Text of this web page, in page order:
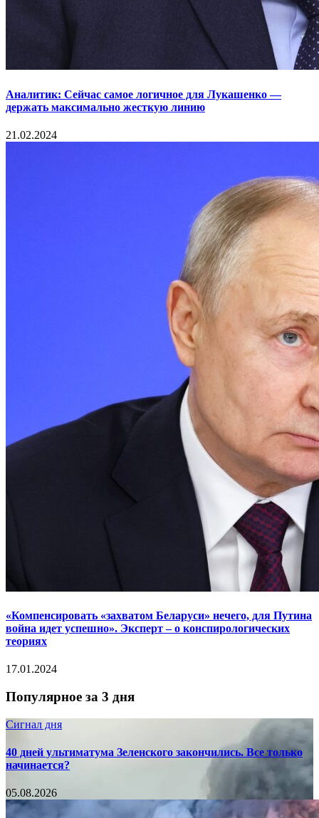
Аналитик: Сейчас самое логичное для Лукашенко —
держать максимально жесткую линию
21.02.2024
«Компенсировать «захватом Беларуси» нечего, для Путина
война идет успешно». Эксперт – о конспирологических
теориях
17.01.2024
Популярное за 3 дня
Сигнал дня
40 дней ультиматума Зеленского закончились. Все только
начинается?
05.08.2026